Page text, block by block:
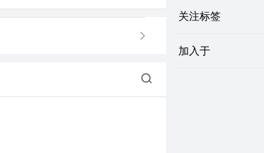
关注标签
加入于